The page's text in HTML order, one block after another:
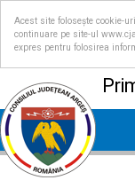
Acest site folosește cookie-
continuare pe site-ul
expres pentru folosirea